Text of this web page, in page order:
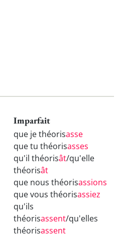
Imparfait
que je théorisasse
que tu théorisasses
qu'il théorisât/qu'elle
théorisât
que nous théorisassions
que vous théorisassiez
qu'ils
théorisassent/qu'elles
théorisassent